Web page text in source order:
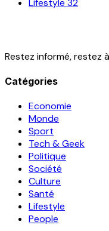
Lifestyle 32
Restez informé, restez
Catégories
Economie
Monde
Sport
Tech & Geek
Politique
Société
Culture
Santé
Lifestyle
People